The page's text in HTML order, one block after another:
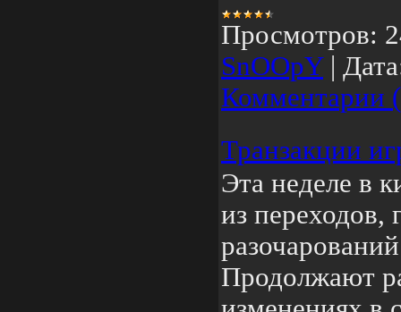
Просмотров:
SnOOpY
Комментарии
Транзакции
Эта неделе в
из переходов,
Продолжают